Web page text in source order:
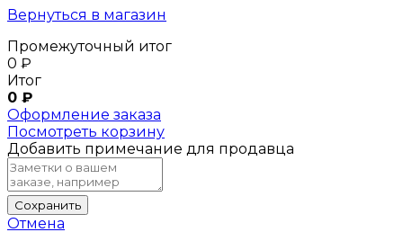
Вернуться в магазин
Промежуточный итог
0 ₽
Итог
0 ₽
Оформление заказа
Посмотреть корзину
Добавить примечание для продавца
Сохранить
Отмена